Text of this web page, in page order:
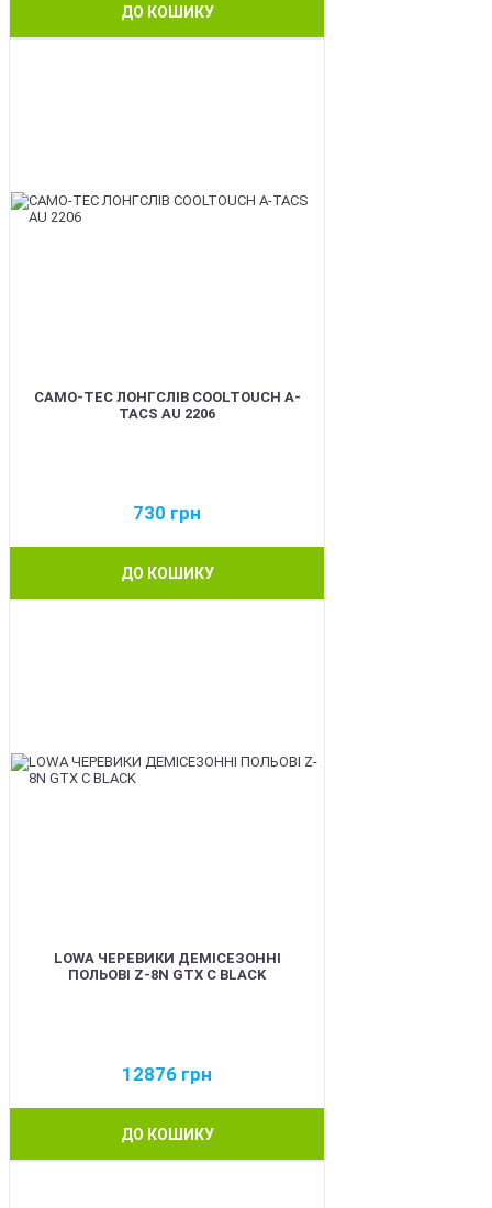
ДО КОШИКУ
CAMO-TEC ЛОНГСЛІВ COOLTOUCH A-
TACS AU 2206
730 грн
ДО КОШИКУ
LOWA ЧЕРЕВИКИ ДЕМІСЕЗОННІ
ПОЛЬОВІ Z-8N GTX C BLACK
12876 грн
ДО КОШИКУ